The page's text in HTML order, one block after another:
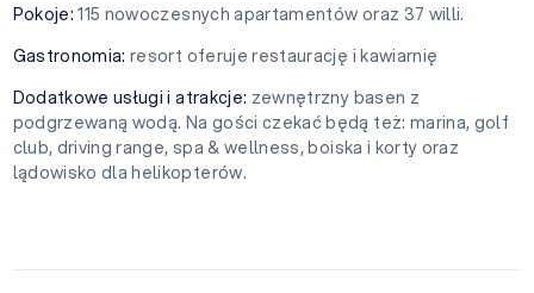
Pokoje:115 nowoczesnych apartamentów oraz 37 willi.
Gastronomia: resort oferuje restaurację i kawiarnię
Dodatkowe usługi i atrakcje: zewnętrzny basen z
podgrzewaną wodą. Na gości czekać będą też: marina, golf
club, driving range, spa & wellness, boiska i korty oraz
lądowisko dla helikopterów.